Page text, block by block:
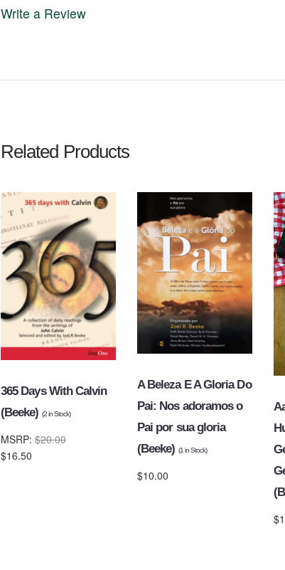
Write a Review
Rating:
Name
Email Address
Subject
Comments
Related Products
365 Days With Calvin
(Beeke) (2in Stock)
MSRP: $20.00
$16.50
A Beleza E A Gloria Do
Pai: Nos adoramos o
Pai por sua gloria
(Beeke) (1 in Stock)
$10.00